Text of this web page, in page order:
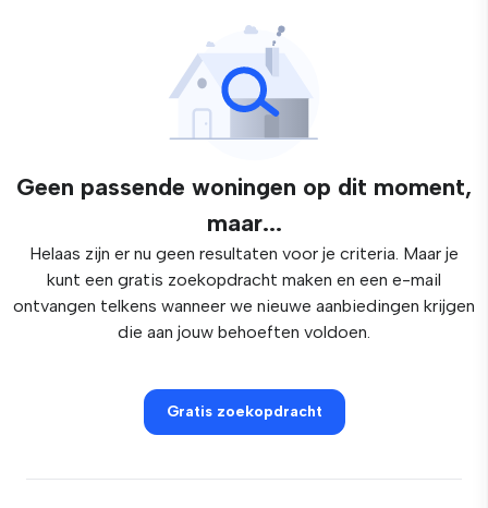
Geen passende woningen op dit moment,
maar...
Helaas zijn er nu geen resultaten voor je criteria. Maar je
kunt een gratis zoekopdracht maken en een e-mail
ontvangen telkens wanneer we nieuwe aanbiedingen krijgen
die aan jouw behoeften voldoen.
Gratis zoekopdracht